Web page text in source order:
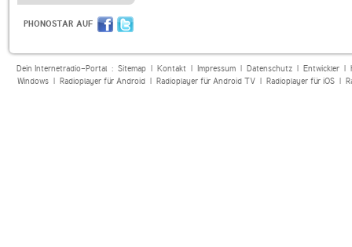
PHONOSTAR AUF
Dein Internetradio-Portal : Sitemap| Kontakt| Impressum| Datenschutz| Entwickler|
Windows| Radioplayer für Android| Radioplayer für Android TV| Radioplayer für iOS|